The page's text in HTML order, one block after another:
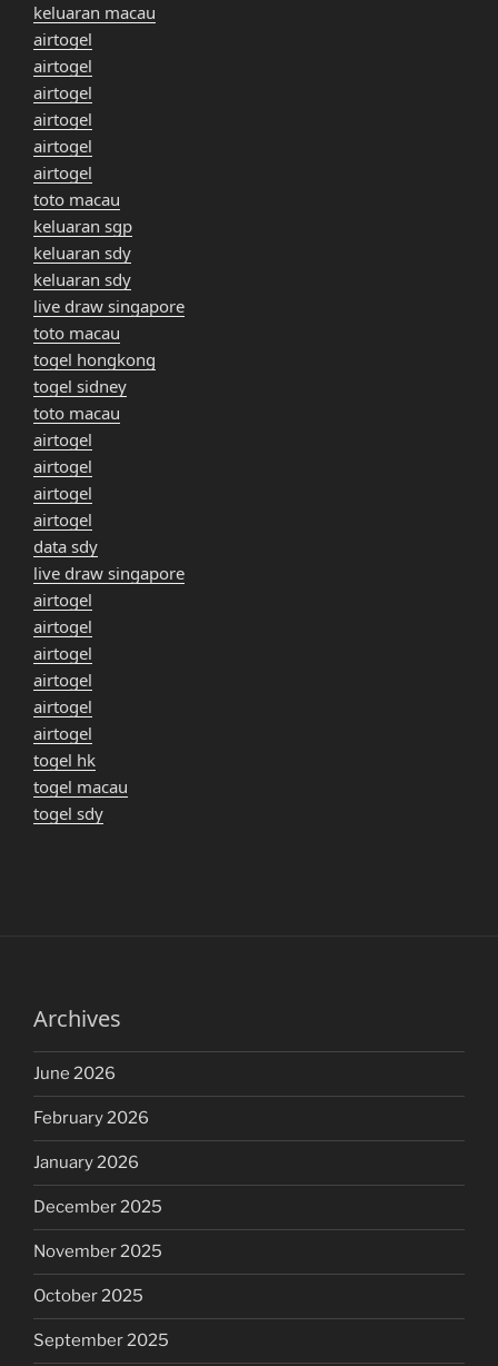
keluaran macau
airtogel
airtogel
airtogel
airtogel
airtogel
airtogel
toto macau
keluaran sgp
keluaran sdy
keluaran sdy
live draw singapore
toto macau
togel hongkong
togel sidney
toto macau
airtogel
airtogel
airtogel
airtogel
data sdy
live draw singapore
airtogel
airtogel
airtogel
airtogel
airtogel
airtogel
togel hk
togel macau
togel sdy
Archives
June 2026
February 2026
January 2026
December 2025
November 2025
October 2025
September 2025